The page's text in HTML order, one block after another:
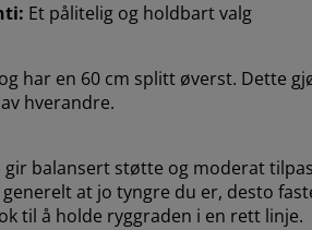
Et pålitelig og holdbart valg
har en 60 cm splitt øverst. Dette
hverandre.
balansert støtte og moderat
at jo tyngre du er, desto
til å holde ryggraden i en rett linje.